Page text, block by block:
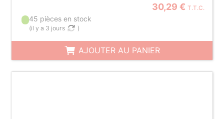
30,29 € T.T.C.
45 pièces en stock
(il y a 3 jours )
AJOUTER AU PANIER